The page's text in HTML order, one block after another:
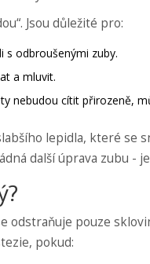
Jsou důležité pro:
s odbroušenými zuby.
a mluvit.
nebudou cítit přirozeně,
lepidla, které se
další úprava zubu -
odstraňuje pouze
pokud: